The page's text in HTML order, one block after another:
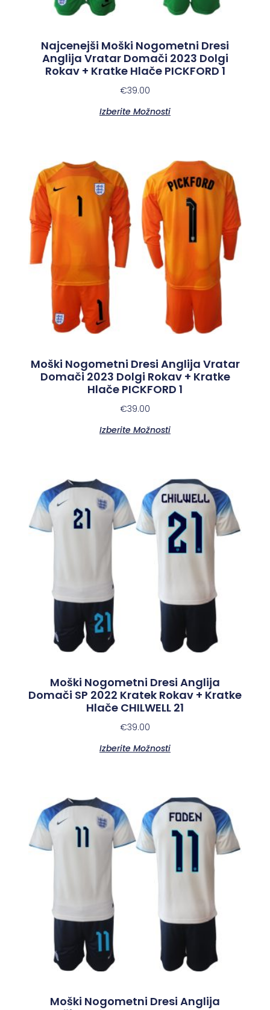
Najcenejši Moški Nogometni Dresi
Anglija Vratar Domači 2023 Dolgi
Rokav + Kratke Hlače PICKFORD 1
€39.00
Izberite Možnosti
Moški Nogometni Dresi Anglija Vratar
Domači 2023 Dolgi Rokav + Kratke
Hlače PICKFORD 1
€39.00
Izberite Možnosti
Moški Nogometni Dresi Anglija
Domači SP 2022 Kratek Rokav + Kratke
Hlače CHILWELL 21
€39.00
Izberite Možnosti
Moški Nogometni Dresi Anglija